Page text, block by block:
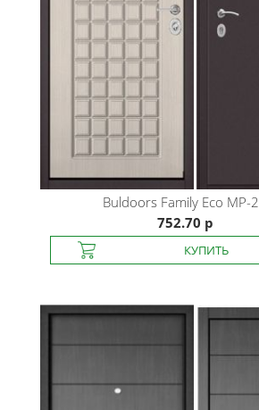
Buldoors Family Eco MP-2
752.70 р